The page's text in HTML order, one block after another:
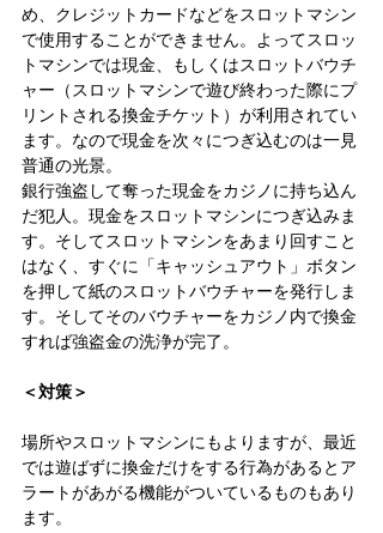
め、クレジットカードなどをスロットマシン
で使用することができません。よってスロッ
トマシンでは現金、もしくはスロットバウチ
ャー（スロットマシンで遊び終わった際にプ
リントされる換金チケット）が利用されてい
ます。なので現金を次々につぎ込むのは一見
普通の光景。
銀行強盗して奪った現金をカジノに持ち込ん
だ犯人。現金をスロットマシンにつぎ込みま
す。そしてスロットマシンをあまり回すこと
はなく、すぐに「キャッシュアウト」ボタン
を押して紙のスロットバウチャーを発行しま
す。そしてそのバウチャーをカジノ内で換金
すれば強盗金の洗浄が完了。
＜対策＞
場所やスロットマシンにもよりますが、最近
では遊ばずに換金だけをする行為があるとア
ラートがあがる機能がついているものもあり
ます。